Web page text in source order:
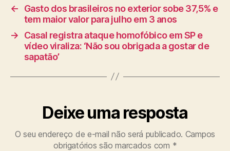
←
Gasto dos brasileiros no exterior sobe 37,5% e
tem maior valor para julho em 3 anos
→
Casal registra ataque homofóbico em SP e
vídeo viraliza: ‘Não sou obrigada a gostar de
sapatão’
Deixe uma resposta
O seu endereço de e-mail não será publicado. Campos
obrigatórios são marcados com *